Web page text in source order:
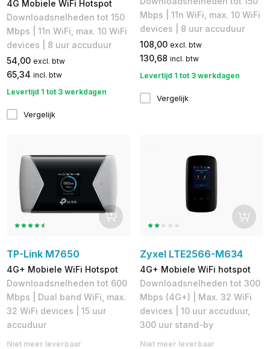
4G Mobiele WiFi Hotspot
Downloadsnelheden tot 150
Mbps | 11n WiFi, max. 10 WiFi
devices | 8 uur accuduur
54,00 excl. btw
65,34 incl. btw
Levertijd 1 tot 3 werkdagen
Vergelijk
Mbps | 11n WiFi, max. 10 WiFi
devices | 8 uur accuduur
108,00 excl. btw
130,68 incl. btw
Levertijd 1 tot 3 werkdagen
Vergelijk
TP-Link M7650
4G+ Mobiele WiFi Hotspot
Downloadsnelheden tot 600
Mbps | Dual band WiFi, max.
32 WiFi devices | 15 uur
accuduur
Niet meer leverbaar
Zyxel LTE2566-M634
4G+ Mobiele WiFi hotspot
Downloadsnelheden tot 300
Mbps (4G+) | Max. 32 WiFi
devices | 10 uur accuduur,
300 uur stand-by
Niet meer leverbaar